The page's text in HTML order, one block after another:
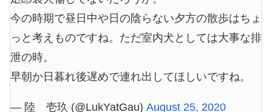
今の時期で昼日中や日の陰らない夕方の散歩はちょ
っと考えものですね。ただ室内犬としては大事な排
泄の時。
早朝か日暮れ後遅めで連れ出してほしいですね。
— 陸 壱玖 (@LukYatGau) August 25, 2020